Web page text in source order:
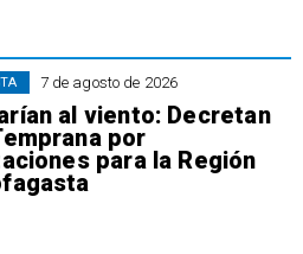
7 de agosto de 2026
al viento: Decretan
por
para la Región